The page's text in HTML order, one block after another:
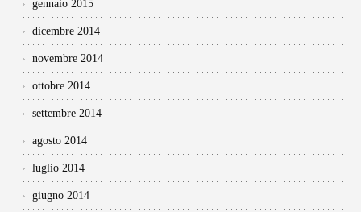
gennaio 2015
dicembre 2014
novembre 2014
ottobre 2014
settembre 2014
agosto 2014
luglio 2014
giugno 2014